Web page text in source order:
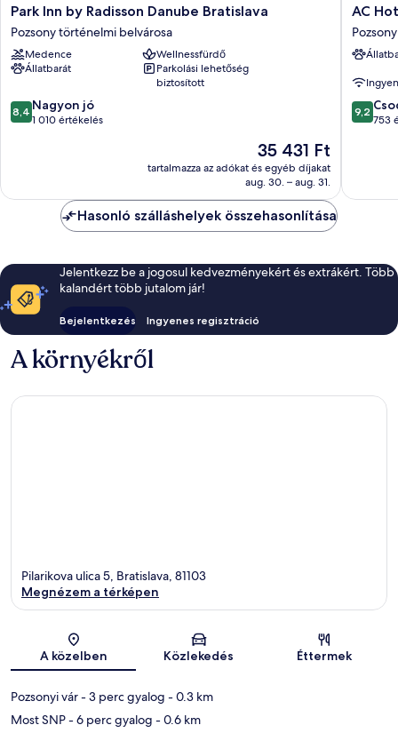
Park
Inn
by
Radisson
Danube
Pozsony
történelmi
Park Inn by Radisson Danube Bratislava
Pozsony történelmi belvárosa
Medence
Wellnessfürdő
Állatbarát
Parkolási lehetőség
biztosított
8.4
ennyiből:
értékelés
8,4 Nagyon jó
1 010 értékelés
Az
ár
35 431 Ft
35 431 Ft
tartalmazza az adókat és egyéb díjakat
aug. 30. – aug. 31.
AC
Hotel
by
Marriott
Old
Town
Pozsony
AC
9.2
9,2
753
Hasonló szálláshelyek összehasonlítása
Jelentkezz be a jogosul kedvezményekért és extrákért. Több
kalandért több jutalom jár!
Bejelentkezés Ingyenes regisztráció
A környékről
Térkép
Pilarikova ulica 5, Bratislava, 81103
Megnézem a térképen
A közelben Közlekedés Éttermek
Pozsonyi vár- 3 perc gyalog - 0.3 km
Most SNP- 6 perc gyalog - 0.6 km